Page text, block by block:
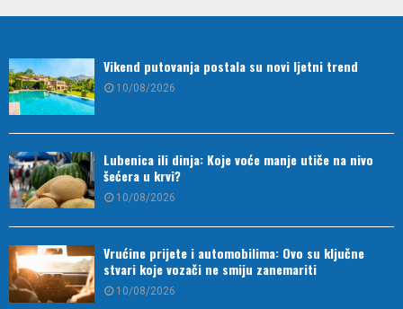
Vikend putovanja postala su novi ljetni trend
10/08/2026
Lubenica ili dinja: Koje voće manje utiče na nivo
šećera u krvi?
10/08/2026
Vrućine prijete i automobilima: Ovo su ključne
stvari koje vozači ne smiju zanemariti
10/08/2026